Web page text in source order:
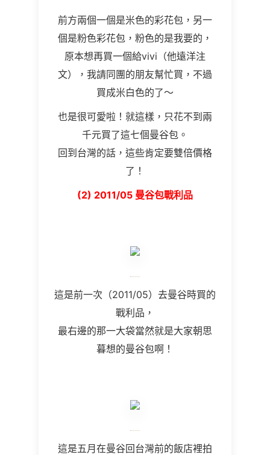
前方兩個一個是米色的彩花包，另一
個是粉色彩花包，粉色的是我要的，
原本想再買一個給vivi（他遠洋注
文），我請同團的朋友幫忙買，不過
買成米白色的了～
也是很可愛啦！就這樣，只花不到兩
千元買了這七個曼谷包。
回到台灣的話，這些肯定要雙倍價格
了！
(2) 2011/05 曼谷包戰利品
這是前一次（2011/05）去曼谷時買的
戰利品，
最右邊的那一大袋當然就是大家朝思
暮想的曼谷包啊！
這是五月在曼谷回台灣前的飯店裡拍